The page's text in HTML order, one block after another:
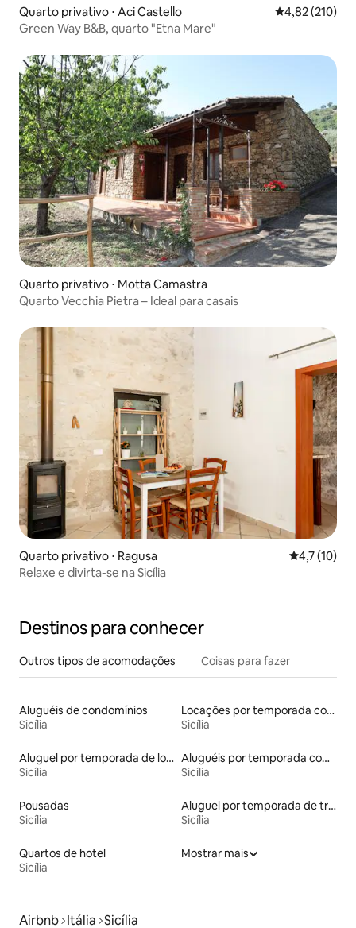
Quarto privativo ⋅ Aci Castello 4,82 de uma
4,82 (210)
Green Way B&B, quarto "Etna Mare"
Quarto privativo ⋅ Motta Camastra
Quarto Vecchia Pietra – Ideal para casais
Quarto privativo ⋅ Ragusa 4,7 de uma
4,7 (10)
Relaxe e divirta-se na Sicília
Destinos para conhecer
Outros tipos de acomodações Coisas para fazer
Aluguéis de condomínios
Sicília
Locações por temporada com piscina
Sicília
Aluguel por temporada de lofts
Sicília
Aluguéis por temporada com caiaque
Sicília
Pousadas
Sicília
Aluguel por temporada de trailers
Sicília
Quartos de hotel
Sicília
Mostrar mais
Airbnb Itália Sicília